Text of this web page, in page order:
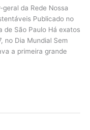
da Rede Nossa
Publicado no
de São Paulo Há exatos
no Dia Mundial Sem
a primeira grande